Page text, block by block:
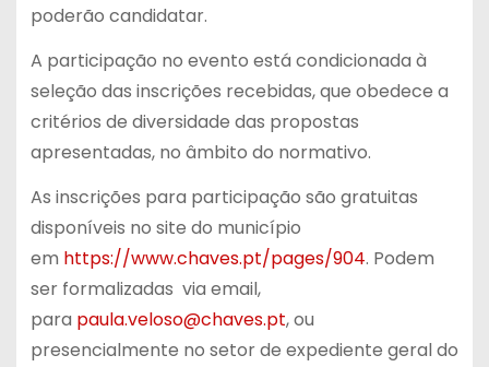
poderão candidatar.
A participação no evento está condicionada à
seleção das inscrições recebidas, que obedece a
critérios de diversidade das propostas
apresentadas, no âmbito do normativo.
As inscrições para participação são gratuitas
disponíveis no site do município
em https://www.chaves.pt/pages/904. Podem
ser formalizadas via email,
para paula.veloso@chaves.pt, ou
presencialmente no setor de expediente geral do